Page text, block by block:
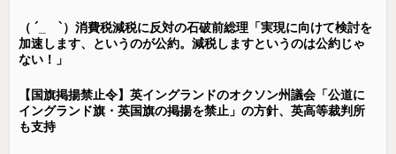
（ ´_ゝ`）消費税減税に反対の石破前総理「実現に向けて検討を
加速します、というのが公約。減税しますというのは公約じゃ
ない！」
【国旗掲揚禁止令】英イングランドのオクソン州議会「公道に
イングランド旗・英国旗の掲揚を禁止」の方針、英高等裁判所
も支持